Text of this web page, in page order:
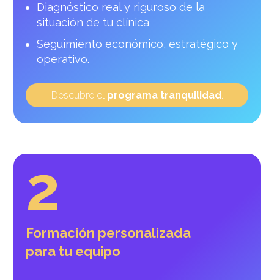
Diagnóstico real y riguroso de la
situación de tu clínica
Seguimiento económico, estratégico y
operativo.
Descubre el programa tranquilidad.
2
Formación personalizada
para tu equipo